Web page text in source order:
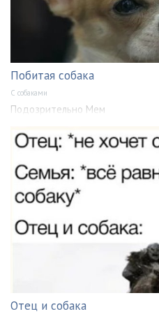
Побитая собака
С собаками
Подозрительно Мем
Отец и собака